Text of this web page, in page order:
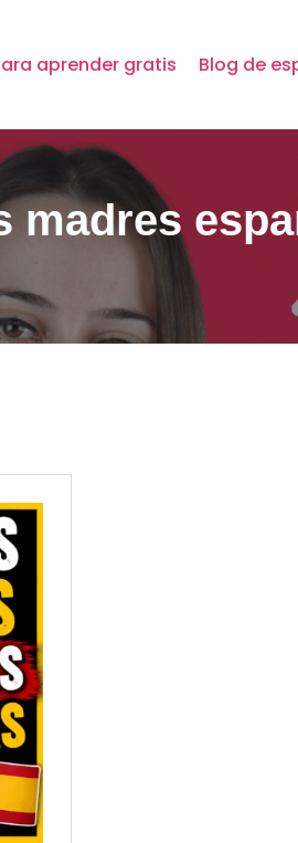
aprender gratis Blog de
madres